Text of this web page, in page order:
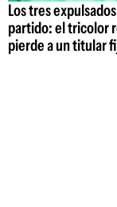
Los tres
partido: el tricolor
pierde a un titular